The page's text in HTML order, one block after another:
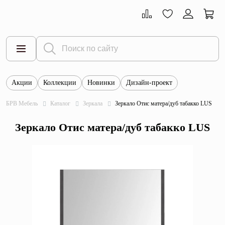
Все товары
Тумбы
Шкафы
Акции Коллекции Новинки Дизайн-проект
БРВ Мебель Каталог Зеркала Зеркало Отис матера/дуб табакко LUS
Зеркало Отис матера/дуб табакко LUS